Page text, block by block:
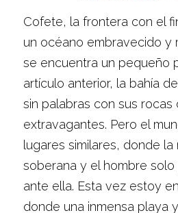
Cofete, la frontera con el
un océano embravecido y
se encuentra un pequeño
artículo anterior, la bahía
sin palabras con sus rocas
extravagantes. Pero el
lugares similares, donde la
soberana y el hombre
ante ella. Esta vez estoy
donde una inmensa playa